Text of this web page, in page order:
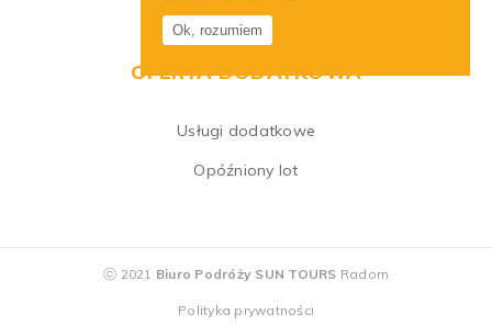
Pielgrzymki
OFERTA DODATKOWA
Usługi dodatkowe
Opóźniony lot
ⓒ 2021 Biuro Podróży SUN TOURS Radom
Polityka prywatności
Ok, rozumiem